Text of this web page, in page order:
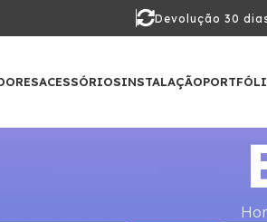
ACESSÓRIOSINSTALAÇÃO
Devolução 30